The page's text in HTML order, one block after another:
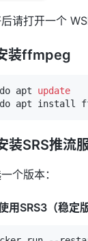
请打开一个
装ffmpeg
apt update
装SRS推流
个版本：
用SRS3（稳定版